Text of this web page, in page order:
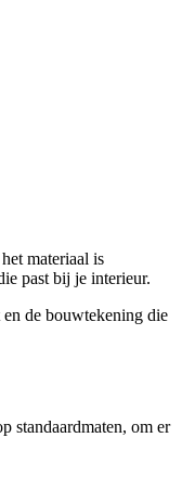
materiaal is
past bij je interieur.
de bouwtekening die
standaardmaten, om er